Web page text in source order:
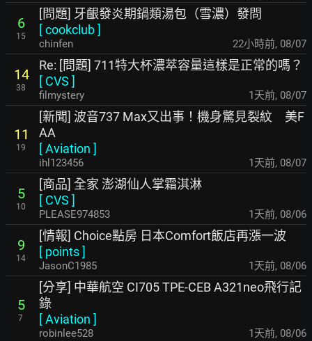
6
15
[問題] 牙齦發炎期鍋類湯包（雪濃）發問
[cookclub]
chinfen 22小時前, 08/07
14
38
Re: [問題] 711特大杯濃萃容量這樣是正常的嗎？
[ CVS ]
filmystery 1天前, 08/07
11
19
[新聞] 波音737 Max又出事！機身驚見裂紋 美F
AA
[Aviation ]
ihl123456 1天前, 08/07
5
10
[商品] 全家 澎湖仙人掌霜淇淋
[ CVS ]
PLEASE974853 1天前, 08/06
9
14
[情報] Choice點房 日本Comfort飯店再漲一波
[ points]
JasonC1985 1天前, 08/06
5
7
[分享] 中華航空 CI705 TPE-CEB A321neo飛行記
錄
[Aviation ]
robinlee528 1天前, 08/06